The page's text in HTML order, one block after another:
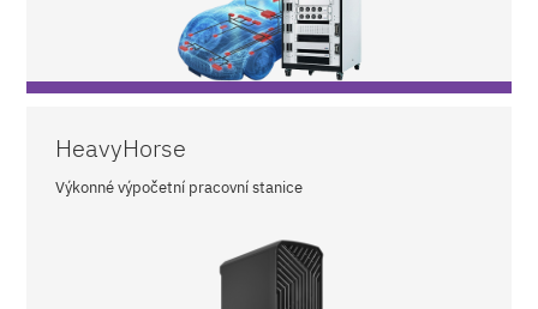
HeavyHorse
Výkonné výpočetní pracovní stanice